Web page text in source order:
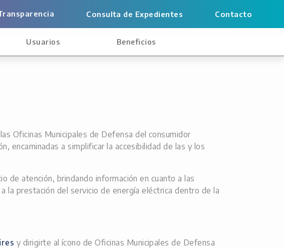
Consulta de Expedientes Contacto
Usuarios Beneficios
Oficinas Municipales de Defensa del consumidor
encaminadas a simplificar la accesibilidad de las y los
de atención, brindando información en cuanto a las
la prestación del servicio de energía eléctrica dentro de la
y dirigirte al ícono deOficinas Municipales de Defensa